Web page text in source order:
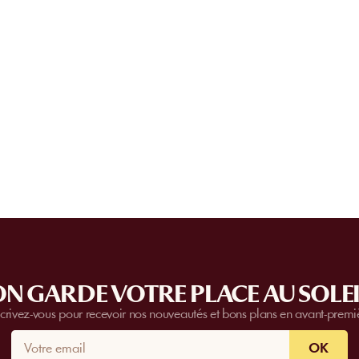
GARDE VOTRE PLACE AU
vous pour recevoir nos nouveautés et bons plans en avant-
OK